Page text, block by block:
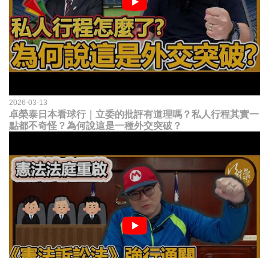
2026-03-13
卓榮泰日本看球行｜立委的批評有道理嗎？私人行程其實一
點都不奇怪？為何說這是一種外交突破？